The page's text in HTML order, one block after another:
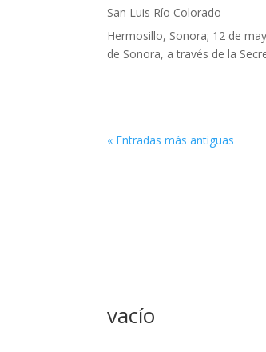
San Luis Río Colorado
Hermosillo, Sonora; 12 de
de Sonora, a través de la
« Entradas más antiguas
vacío